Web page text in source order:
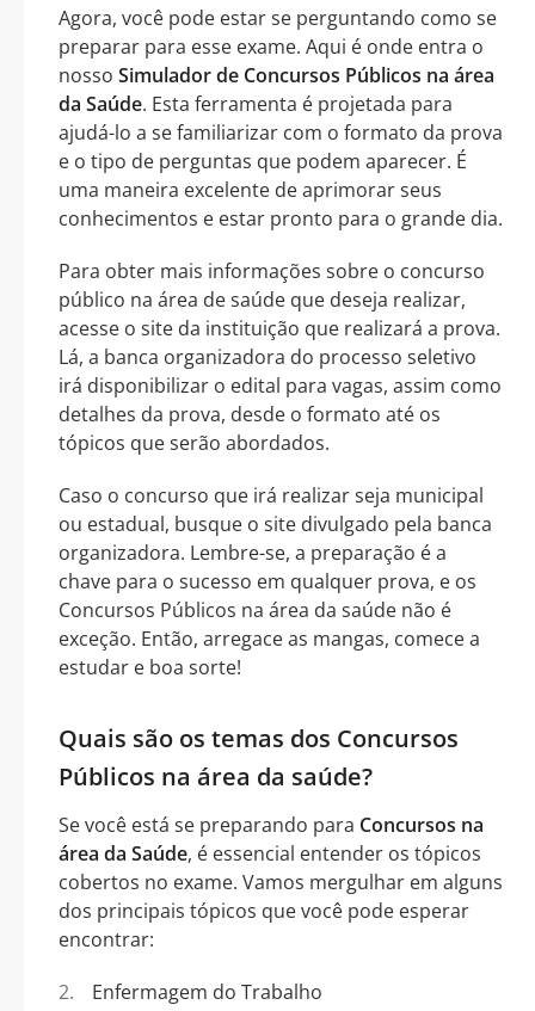
Agora, você pode estar se perguntando como se
preparar para esse exame. Aqui é onde entra o
nosso Simulador de Concursos Públicos na área
da Saúde. Esta ferramenta é projetada para
ajudá-lo a se familiarizar com o formato da prova
e o tipo de perguntas que podem aparecer. É
uma maneira excelente de aprimorar seus
conhecimentos e estar pronto para o grande dia.
Para obter mais informações sobre o concurso
público na área de saúde que deseja realizar,
acesse o site da instituição que realizará a prova.
Lá, a banca organizadora do processo seletivo
irá disponibilizar o edital para vagas, assim como
detalhes da prova, desde o formato até os
tópicos que serão abordados.
Caso o concurso que irá realizar seja municipal
ou estadual, busque o site divulgado pela banca
organizadora. Lembre-se, a preparação é a
chave para o sucesso em qualquer prova, e os
Concursos Públicos na área da saúde não é
exceção. Então, arregace as mangas, comece a
estudar e boa sorte!
Quais são os temas dos Concursos
Públicos na área da saúde?
Se você está se preparando para Concursos na
área da Saúde, é essencial entender os tópicos
cobertos no exame. Vamos mergulhar em alguns
dos principais tópicos que você pode esperar
encontrar:
Enfermagem do Trabalho